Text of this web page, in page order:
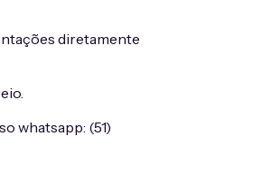
diretamente
whatsapp: (51)